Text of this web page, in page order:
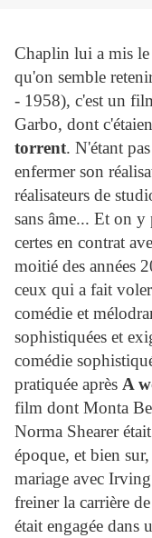
Chaplin lui a mis
qu'on semble
- 1958), c'est un
Garbo, dont
torrent. N'étant
enfermer son
réalisateurs de
sans âme... Et on
certes en contrat
moitié des années
ceux qui a fait
comédie et
sophistiquées et
comédie
pratiquée après A
film dont Monta
Norma Shearer
époque, et bien
mariage avec
freiner la carrière
était engagée